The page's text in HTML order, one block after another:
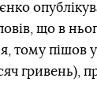
що в
тому пішов
гривень),